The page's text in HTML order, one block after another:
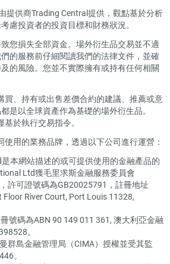
提供商Trading Central提供，觀點基於分析
慮投資者的投資目標和財務狀況。
您損失全部資金。場外衍生品交易並不適
的服務前仔細閱讀我們的法律文件，並確
的風險。您並不實際擁有或持有任何相關
買、持有或出售差價合約的建議、推薦或意
是以全球資產作為基礎的場外衍生品。
於執行交易指令。
用的業務品牌，透過以下公司進行運營：
本網站描述的或可提供使用的金融產品的
Ltd獲毛里求斯金融服務委員會
許可證號碼為GB20025791，註冊地址
Floor River Court, Port Louis 11328,
號碼為ABN 90 149 011 361, 澳大利亞金融
。
群島金融管理局（CIMA）授權並受其監
。